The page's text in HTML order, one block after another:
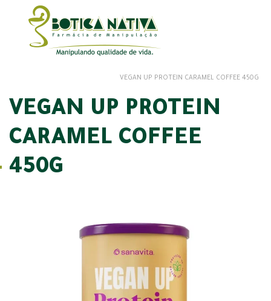
VEGAN UP PROTEIN CARAMEL COFFEE 450G
VEGAN UP PROTEIN
CARAMEL COFFEE
450G